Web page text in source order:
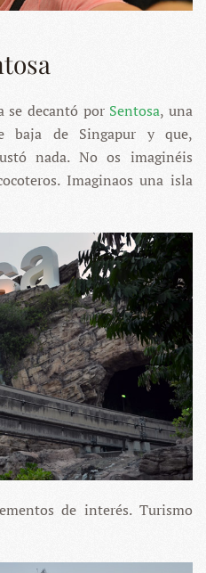
se decantó por Sentosa, una
de Singapur y que,
nada. No os imaginéis
Imaginaos una isla
de interés. Turismo